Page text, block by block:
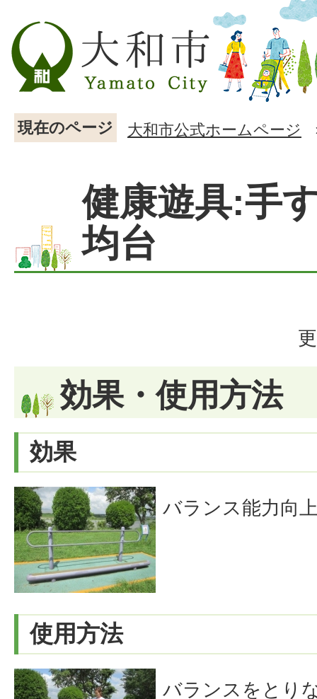
現在のページ 大和市公式ホームページ
健康遊具:手
均台
効果・使用方法
効果
バランス能力向
使用方法
バランスをとり